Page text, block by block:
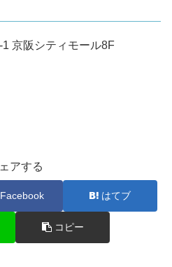
京阪シティモール8F
アする
Facebook はてブ
コピー